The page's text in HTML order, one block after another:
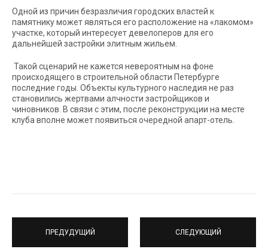
Одной из причин безразличия городских властей к
памятнику может являться его расположение на «лакомом»
участке, который интересует девелоперов для его
дальнейшей застройки элитным жильем.
Такой сценарий не кажется невероятным на фоне
происходящего в строительной области Петербурге
последние годы. Объекты культурного наследия не раз
становились жертвами алчности застройщиков и
чиновников. В связи с этим, после реконструкции на месте
клуба вполне может появиться очередной апарт-отель.
ПРЕДУДУЩИЙ СЛЕДУЮЩИЙ